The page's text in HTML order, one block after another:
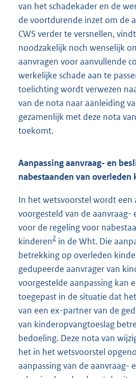
van het schadekader en de
de voortdurende inzet om de
CWS verder te versnellen,
noodzakelijk noch wenselijk
aanvragen voor aanvullende
werkelijke schade aan te
toelichting wordt verwezen
van de nota naar aanleiding
gezamenlijk met deze nota
toekomt.
Aanpassing aanvraag- en
nabestaanden van overleden
In het wetsvoorstel wordt een
voorgesteld van de aanvraag-
voor de regeling voor
kinderen2 in de Wht. Die
betrekking op overleden
gedupeerde aanvrager van
voorgestelde aanpassing kan
toegepast in de situatie dat
van een ex-partner van de
van kinderopvangtoeslag
bedoeling. Deze nota van
het in het wetsvoorstel
aanpassing van de aanvraag-